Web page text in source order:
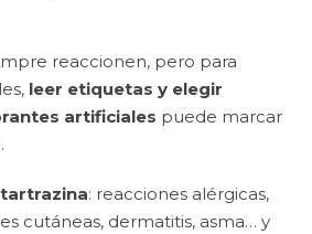
reaccionen, pero para
leer etiquetas y elegir
artificiales puede marcar
tartrazina: reacciones alérgicas,
cutáneas, dermatitis, asma… y